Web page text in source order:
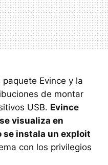
Evince y la
de montar
USB. Evince
visualiza en
se instala un exploit
con los privilegios